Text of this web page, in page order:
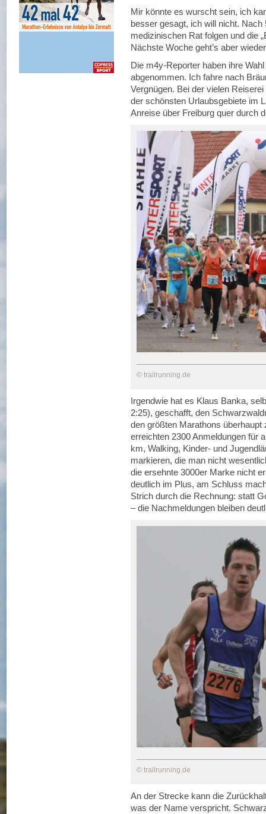
Mir könnte es wurscht sein, ich
besser gesagt, ich will nicht.
medizinischen Rat folgen und die
Nächste Woche geht’s aber
Die m4y-Reporter haben ihre
abgenommen. Ich fahre nach
Vergnügen. Bei der vielen
der schönsten Urlaubsgebiete im
Anreise über Freiburg quer durch
© trailrunning.de
Irgendwie hat es Klaus Banka,
2:25), geschafft, den
den größten Marathons
erreichten 2300 Anmeldungen für
km, Walking, Kinder- und
markieren, die man nicht
die ersehnte 3000er Marke nicht
deutlich im Plus, am Schluss
Strich durch die Rechnung: statt
– die Nachmeldungen bleiben
© trailrunning.de
An der Strecke kann die
was der Name verspricht.